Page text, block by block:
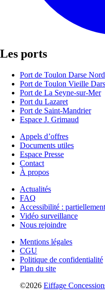
Les ports
Port de Toulon Darse Nord
Port de Toulon Vieille
Port de La Seyne-sur-Mer
Port du Lazaret
Port de Saint-Mandrier
Espace J. Grimaud
Appels d’offres
Documents utiles
Espace Presse
Contact
À propos
Actualités
FAQ
Accessibilité :
Vidéo surveillance
Nous rejoindre
Mentions légales
CGU
Politique de confidentialité
Plan du site
©2026 Eiffage